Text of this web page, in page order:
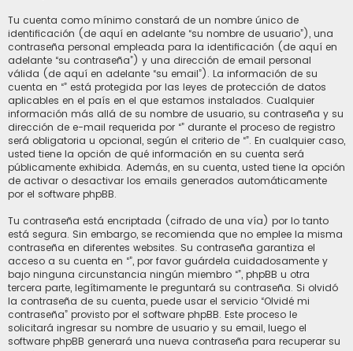
Tu cuenta como mínimo constará de un nombre único de
identificación (de aquí en adelante “su nombre de usuario”), una
contraseña personal empleada para la identificación (de aquí en
adelante “su contraseña”) y una dirección de email personal
válida (de aquí en adelante “su email”). La información de su
cuenta en “” está protegida por las leyes de protección de datos
aplicables en el país en el que estamos instalados. Cualquier
información más allá de su nombre de usuario, su contraseña y su
dirección de e-mail requerida por “” durante el proceso de registro
será obligatoria u opcional, según el criterio de “”. En cualquier caso,
usted tiene la opción de qué información en su cuenta será
públicamente exhibida. Además, en su cuenta, usted tiene la opción
de activar o desactivar los emails generados automáticamente
por el software phpBB.
Tu contraseña está encriptada (cifrado de una vía) por lo tanto
está segura. Sin embargo, se recomienda que no emplee la misma
contraseña en diferentes websites. Su contraseña garantiza el
acceso a su cuenta en “”, por favor guárdela cuidadosamente y
bajo ninguna circunstancia ningún miembro “”, phpBB u otra
tercera parte, legítimamente le preguntará su contraseña. Si olvidó
la contraseña de su cuenta, puede usar el servicio “Olvidé mi
contraseña” provisto por el software phpBB. Este proceso le
solicitará ingresar su nombre de usuario y su email, luego el
software phpBB generará una nueva contraseña para recuperar su